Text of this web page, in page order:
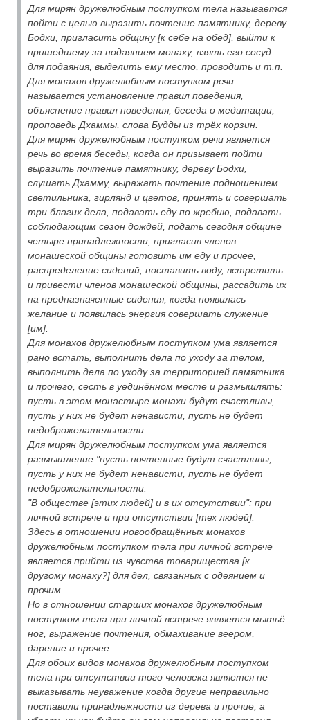
Для мирян дружелюбным поступком тела называется
пойти с целью выразить почтение памятнику, дереву
Бодхи, пригласить общину [к себе на обед], выйти к
пришедшему за подаянием монаху, взять его сосуд
для подаяния, выделить ему место, проводить и т.п.
Для монахов дружелюбным поступком речи
называется установление правил поведения,
объяснение правил поведения, беседа о медитации,
проповедь Дхаммы, слова Будды из трёх корзин.
Для мирян дружелюбным поступком речи является
речь во время беседы, когда он призывает пойти
выразить почтение памятнику, дереву Бодхи,
слушать Дхамму, выражать почтение подношением
светильника, гирлянд и цветов, принять и совершать
три благих дела, подавать еду по жребию, подавать
соблюдающим сезон дождей, подать сегодня общине
четыре принадлежности, пригласив членов
монашеской общины готовить им еду и прочее,
распределение сидений, поставить воду, встретить
и привести членов монашеской общины, рассадить их
на предназначенные сидения, когда появилась
желание и появилась энергия совершать служение
[им].
Для монахов дружелюбным поступком ума является
рано встать, выполнить дела по уходу за телом,
выполнить дела по уходу за территорией памятника
и прочего, сесть в уединённом месте и размышлять:
пусть в этом монастыре монахи будут счастливы,
пусть у них не будет ненависти, пусть не будет
недоброжелательности.
Для мирян дружелюбным поступком ума является
размышление "пусть почтенные будут счастливы,
пусть у них не будет ненависти, пусть не будет
недоброжелательности.
"В обществе [этих людей] и в их отсутствии": при
личной встрече и при отсутствии [тех людей].
Здесь в отношении новообращённых монахов
дружелюбным поступком тела при личной встрече
является прийти из чувства товарищества [к
другому монаху?] для дел, связанных с одеянием и
прочим.
Но в отношении старших монахов дружелюбным
поступком тела при личной встрече является мытьё
ног, выражение почтения, обмахивание веером,
дарение и прочее.
Для обоих видов монахов дружелюбным поступком
тела при отсутствии того человека является не
выказывать неуважение когда другие неправильно
поставили принадлежности из дерева и прочие, а